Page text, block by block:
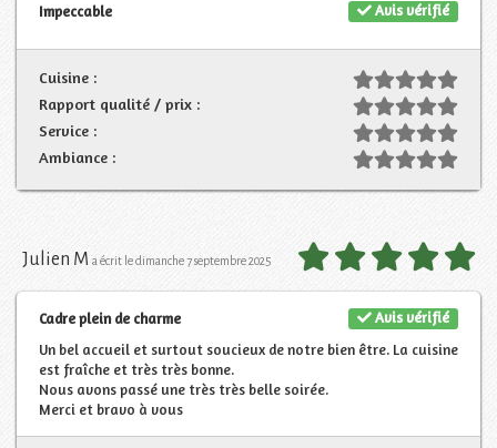
Avis vérifié
Impeccable
Cuisine :
Rapport qualité / prix :
Service :
Ambiance :
Julien M a écrit le dimanche 7 septembre 2025
Avis vérifié
Cadre plein de charme
Un bel accueil et surtout soucieux de notre bien être. La cuisine
est fraîche et très très bonne.
Nous avons passé une très très belle soirée.
Merci et bravo à vous